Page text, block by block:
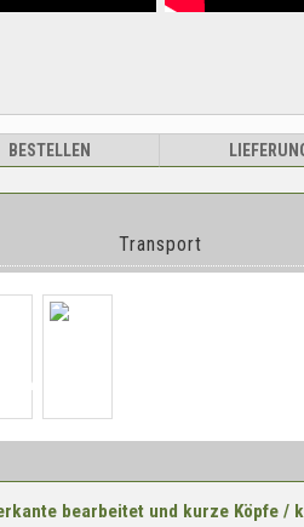
BESTELLEN
Transport
bearbeitet und kurze Köpfe /